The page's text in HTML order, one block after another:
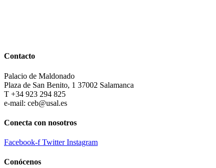
Contacto
Palacio de Maldonado
Plaza de San Benito, 1 37002 Salamanca
T +34 923 294 825
e-mail: ceb@usal.es
Conecta con nosotros
Facebook-f Twitter Instagram
Conócenos